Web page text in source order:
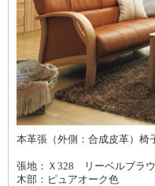
本革張（外側：合成皮革）椅
張地：Ｘ328 リーベルブラ
木部：ピュアオーク色